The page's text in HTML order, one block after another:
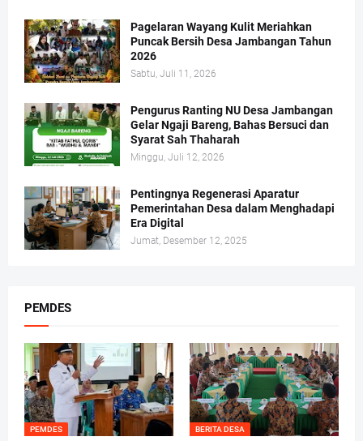
Pagelaran Wayang Kulit Meriahkan
Puncak Bersih Desa Jambangan Tahun
2026
Sabtu, Juli 11, 2026
Pengurus Ranting NU Desa Jambangan
Gelar Ngaji Bareng, Bahas Bersuci dan
Syarat Sah Thaharah
Minggu, Juli 12, 2026
Pentingnya Regenerasi Aparatur
Pemerintahan Desa dalam Menghadapi
Era Digital
Jumat, Desember 12, 2025
PEMDES
PEMDES BERITA DESA